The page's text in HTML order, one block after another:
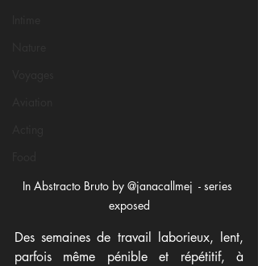
In Abstracto Bruto by @janacallmej  - series
exposed
Des semaines de travail laborieux, lent,
parfois même pénible et répétitif, à